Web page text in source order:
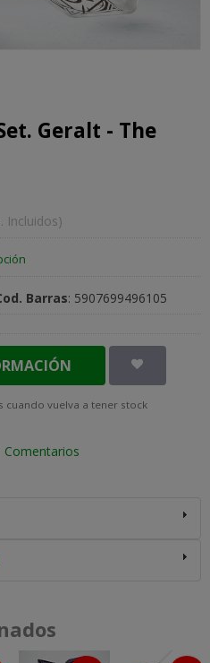
Geralt - The
Incluidos)
Barras: 5907699496105
cuando vuelva a tener stock
Comentarios